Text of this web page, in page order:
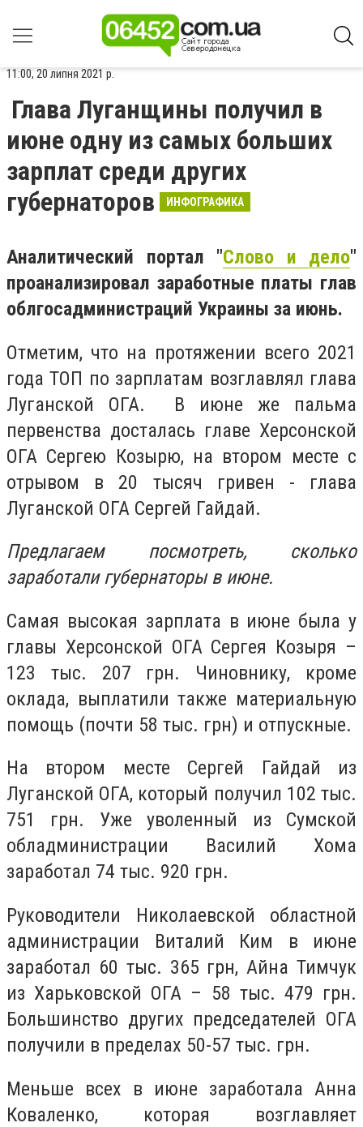
11:00, 20 липня 2021 р.
Глава Луганщины получил в
июне одну из самых больших
зарплат среди других
губернаторов
ИНФОГРАФИКА
Аналитический портал "Слово и дело"
проанализировал заработные платы глав
облгосадминистраций Украины за июнь.
Отметим, что на протяжении всего 2021
года ТОП по зарплатам возглавлял глава
Луганской ОГА. В июне же пальма
первенства досталась главе Херсонской
ОГА Сергею Козырю, на втором месте с
отрывом в 20 тысяч гривен - глава
Луганской ОГА Сергей Гайдай.
Предлагаем посмотреть, сколько
заработали губернаторы в июне.
Самая высокая зарплата в июне была у
главы Херсонской ОГА Сергея Козыря –
123 тыс. 207 грн. Чиновнику, кроме
оклада, выплатили также материальную
помощь (почти 58 тыс. грн) и отпускные.
На втором месте Сергей Гайдай из
Луганской ОГА, который получил 102 тыс.
751 грн. Уже уволенный из Сумской
обладминистрации Василий Хома
заработал 74 тыс. 920 грн.
Руководители Николаевской областной
администрации Виталий Ким в июне
заработал 60 тыс. 365 грн, Айна Тимчук
из Харьковской ОГА – 58 тыс. 479 грн.
Большинство других председателей ОГА
получили в пределах 50-57 тыс. грн.
Меньше всех в июне заработала Анна
Коваленко, которая возглавляет